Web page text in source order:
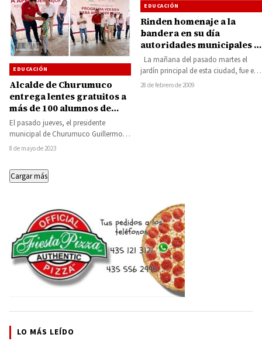
EDUCACIÓN
Alcalde de Churumuco
entrega lentes gratuitos a
más de 100 alumnos de
primaria y secundaria
El pasado jueves, el presidente
municipal de Churumuco Guillermo
Torres Rojas, encabezó la entrega de
8 de mayo de 2023
EDUCACIÓN
Rinden homenaje a la
bandera en su día
autoridades municipales y
educativas
La mañana del pasado martes el
jardín principal de esta ciudad, fue el
escenario para que autoridades…
28 de febrero de 2009
Cargar más
LO MÁS LEÍDO